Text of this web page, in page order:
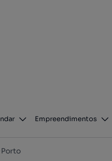
Empreendimentos
Porto